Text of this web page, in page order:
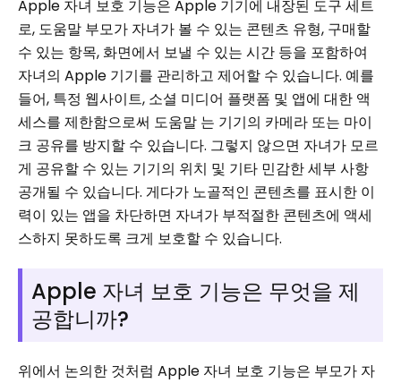
Apple 자녀 보호 기능은 Apple 기기에 내장된 도구 세트
로, 도움말 부모가 자녀가 볼 수 있는 콘텐츠 유형, 구매할
수 있는 항목, 화면에서 보낼 수 있는 시간 등을 포함하여
자녀의 Apple 기기를 관리하고 제어할 수 있습니다. 예를
들어, 특정 웹사이트, 소셜 미디어 플랫폼 및 앱에 대한 액
세스를 제한함으로써 도움말 는 기기의 카메라 또는 마이
크 공유를 방지할 수 있습니다. 그렇지 않으면 자녀가 모르
게 공유할 수 있는 기기의 위치 및 기타 민감한 세부 사항
공개될 수 있습니다. 게다가 노골적인 콘텐츠를 표시한 이
력이 있는 앱을 차단하면 자녀가 부적절한 콘텐츠에 액세
스하지 못하도록 크게 보호할 수 있습니다.
Apple 자녀 보호 기능은 무엇을 제
공합니까?
위에서 논의한 것처럼 Apple 자녀 보호 기능은 부모가 자